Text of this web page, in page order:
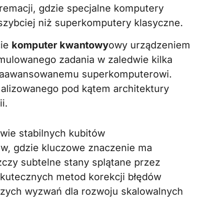
gdzie specjalne komputery
niż superkomputery klasyczne.
komputer kwantowyowy urządzeniem
zadania w zaledwie kilka
superkomputerowi.
pod kątem architektury
stabilnych kubitów
gdzie kluczowe znaczenie ma
subtelne stany splątane przez
metod korekcji błędów
wyzwań dla rozwoju skalowalnych